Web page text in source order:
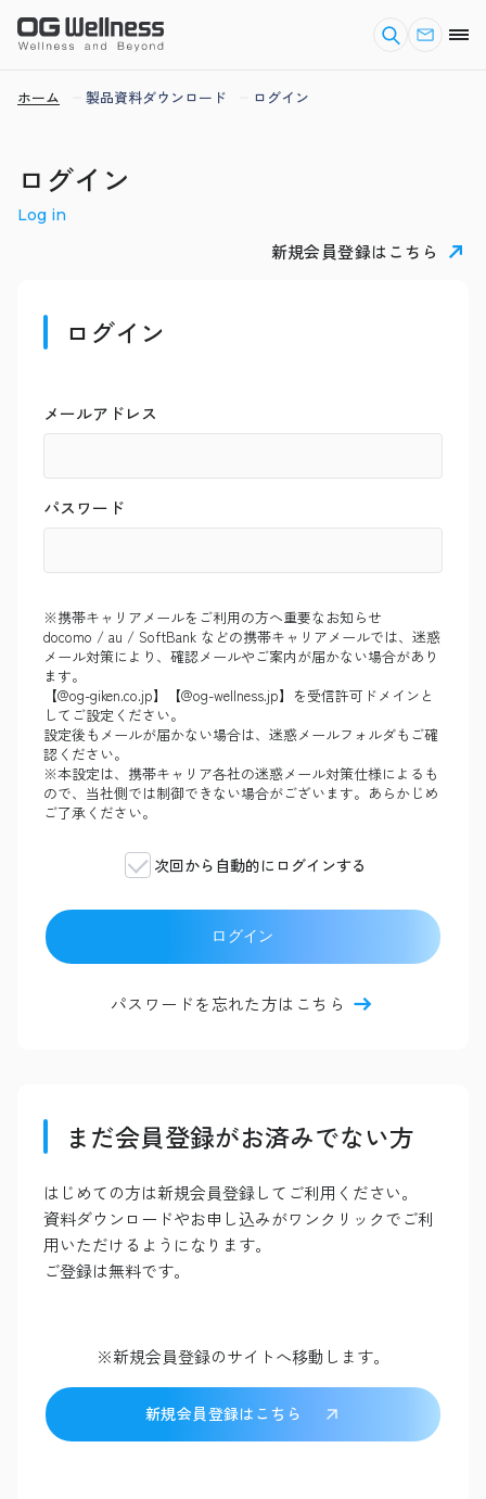
ホーム 製品資料ダウンロード ログイン
ログイン
Log in
新規会員登録はこちら
ログイン
メールアドレス
パスワード
※携帯キャリアメールをご利用の方へ重要なお知らせ
docomo / au / SoftBank などの携帯キャリアメールでは、迷惑
メール対策により、確認メールやご案内が届かない場合があり
ます。
【@og-giken.co.jp】【@og-wellness.jp】を受信許可ドメインと
してご設定ください。
設定後もメールが届かない場合は、迷惑メールフォルダもご確
認ください。
※本設定は、携帯キャリア各社の迷惑メール対策仕様によるも
ので、当社側では制御できない場合がございます。あらかじめ
ご了承ください。
次回から自動的にログインする
ログイン
パスワードを忘れた方はこちら
まだ会員登録がお済みでない方
はじめての方は新規会員登録してご利用ください。
資料ダウンロードやお申し込みがワンクリックでご利
用いただけるようになります。
ご登録は無料です。
※新規会員登録のサイトへ移動します。
新規会員登録はこちら